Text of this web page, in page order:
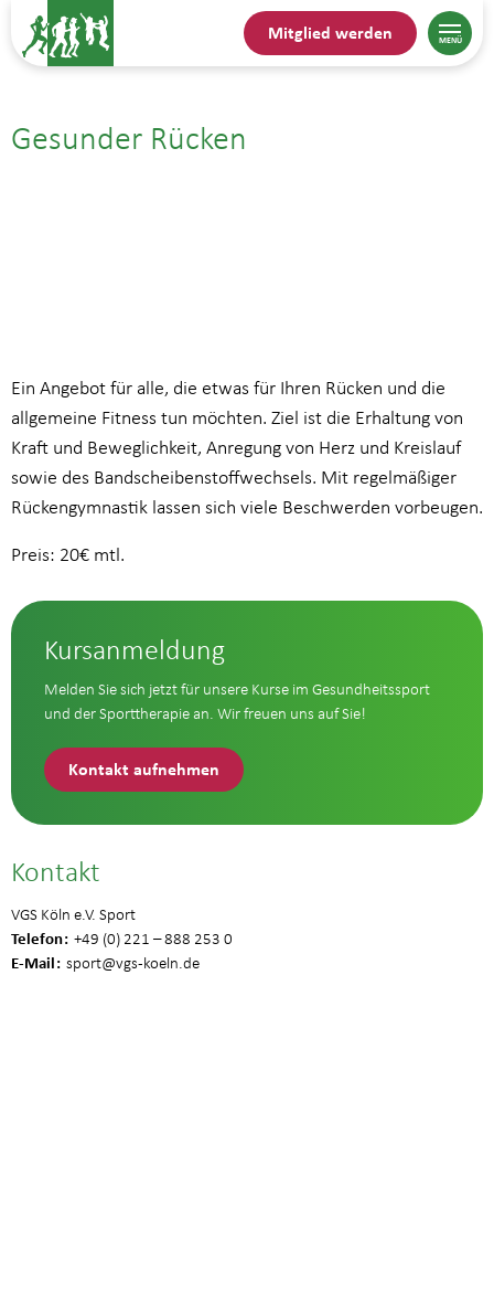
Mitglied werden
Gesunder Rücken
Ein Angebot für alle, die etwas für Ihren Rücken und die
allgemeine Fitness tun möchten. Ziel ist die Erhaltung von
Kraft und Beweglichkeit, Anregung von Herz und Kreislauf
sowie des Bandscheibenstoffwechsels. Mit regelmäßiger
Rückengymnastik lassen sich viele Beschwerden vorbeugen.
Preis: 20€ mtl.
Kursanmeldung
Melden Sie sich jetzt für unsere Kurse im Gesundheitssport
und der Sporttherapie an. Wir freuen uns auf Sie!
Kontakt aufnehmen
Kontakt
VGS Köln e.V. Sport
Telefon +49 (0) 221 – 888 253 0
E-Mail sport@vgs-koeln.de